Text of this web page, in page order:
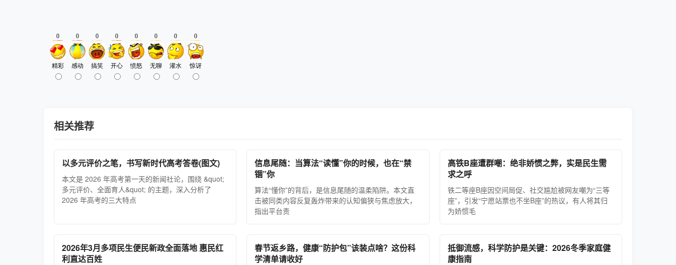
相关推荐
以多元评价之笔，书写新时代高考答卷(图文)
本文是 2026 年高考第一天的新闻社论，围绕 &quot;
多元评价、全面育人&quot; 的主题，深入分析了
2026 年高考的三大特点
信息尾随：当算法“读懂”你的时候，也在“禁
锢”你
算法“懂你”的背后，是信息尾随的温柔陷阱。本文直
击被同类内容反复轰炸带来的认知偏狭与焦虑放大，
指出平台责
高铁B座遭群嘲：绝非娇惯之弊，实是民生需
求之呼
铁二等座B座因空间局促、社交尴尬被网友嘲为“三等
座”，引发“宁愿站票也不坐B座”的热议，有人将其归
为娇惯毛
2026年3月多项民生便民新政全面落地 惠民红
利直达百姓
春节返乡路，健康“防护包”该装点啥？这份科
学清单请收好
抵御流感，科学防护是关键：2026冬季家庭健
康指南